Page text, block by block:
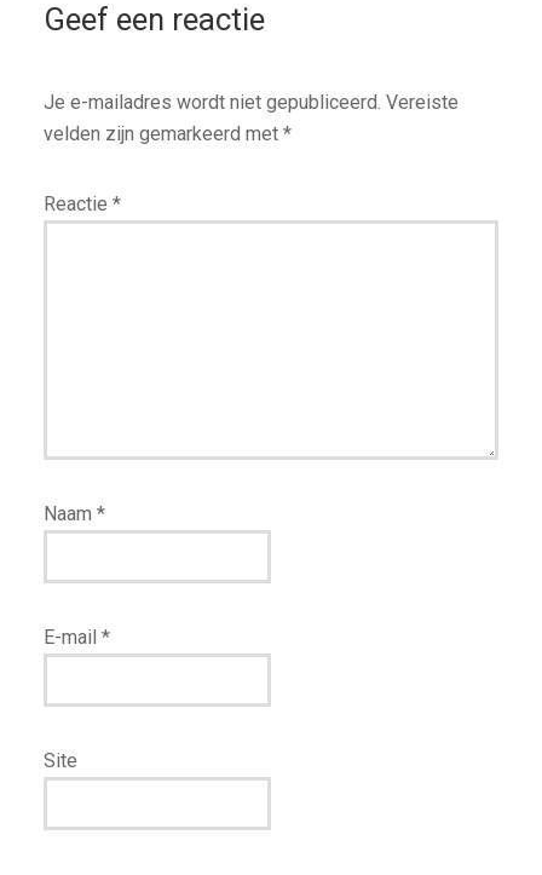
Geef een reactie
Je e-mailadres wordt niet gepubliceerd. Vereiste
velden zijn gemarkeerd met *
Reactie *
Naam *
E-mail *
Site